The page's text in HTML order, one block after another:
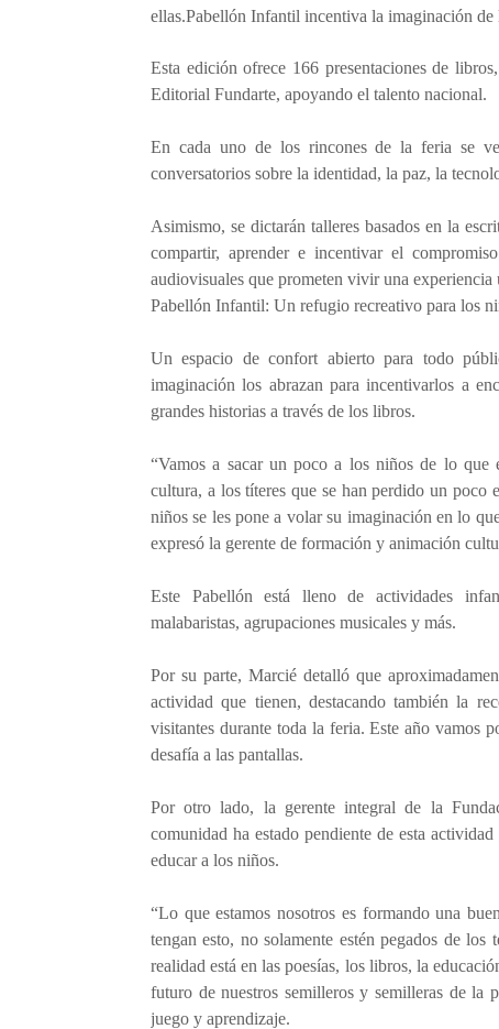
ellas.Pabellón Infantil incentiva la imaginación
Esta edición ofrece 166 presentaciones de
Editorial Fundarte, apoyando el talento nacional.
En cada uno de los rincones de la feria se
conversatorios sobre la identidad, la paz, la
Asimismo, se dictarán talleres basados en la
compartir, aprender e incentivar el
audiovisuales que prometen vivir una experiencia
Pabellón Infantil: Un refugio recreativo para los
Un espacio de confort abierto para todo
imaginación los abrazan para incentivarlos a
grandes historias a través de los libros.
“Vamos a sacar un poco a los niños de lo
cultura, a los títeres que se han perdido un
niños se les pone a volar su imaginación en lo
expresó la gerente de formación y animación
Este Pabellón está lleno de actividades
malabaristas, agrupaciones musicales y más.
Por su parte, Marcié detalló que
actividad que tienen, destacando también la
visitantes durante toda la feria. Este año vamos
desafía a las pantallas.
Por otro lado, la gerente integral de la
comunidad ha estado pendiente de esta
educar a los niños.
“Lo que estamos nosotros es formando una
tengan esto, no solamente estén pegados de
realidad está en las poesías, los libros, la
futuro de nuestros semilleros y semilleras de la
juego y aprendizaje.